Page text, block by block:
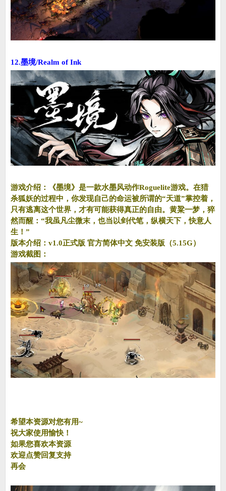
12.墨境/Realm of Ink
游戏介绍：《墨境》是一款水墨风动作Roguelite游戏。在猎
杀狐妖的过程中，你发现自己的命运被所谓的“天道”掌控着，
只有逃离这个世界，才有可能获得真正的自由。黄粱一梦，猝
然而醒：“我虽凡尘微末，也当以剑代笔，纵横天下，快意人
生！”
版本介绍：v1.0正式版 官方简体中文 免安装版（5.15G）
游戏截图：
希望本资源对您有用~
祝大家使用愉快！
如果您喜欢本资源
欢迎点赞回复支持
再会